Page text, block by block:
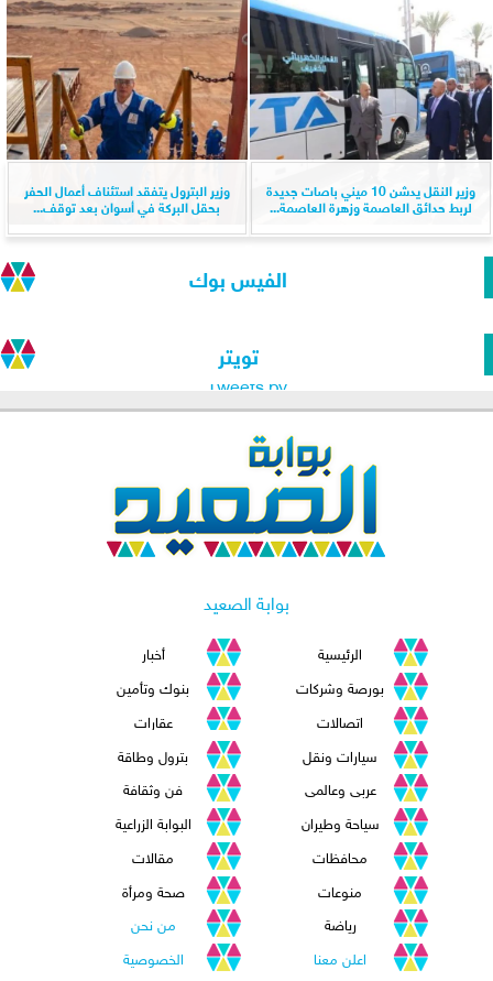
وزير النقل يدشن 10 ميني باصات جديدة
لربط حدائق العاصمة وزهرة العاصمة...
وزير البترول يتفقد استئناف أعمال الحفر
بحقل البركة في أسوان بعد توقف...
الفيس بوك
تويتر
Tweets by
بوابة الصعيد
الرئيسية
أخبار
بورصة وشركات
بنوك وتأمين
اتصالات
عقارات
سيارات ونقل
بترول وطاقة
عربى وعالمى
فن وثقافة
سياحة وطيران
البوابة الزراعية
محافظات
مقالات
منوعات
صحة ومرأة
رياضة
من نحن
اعلن معنا
الخصوصية